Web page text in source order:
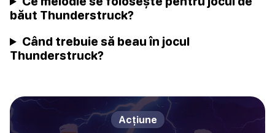
băut Thunderstruck?
Când trebuie să beau în jocul
Thunderstruck?
Acțiune